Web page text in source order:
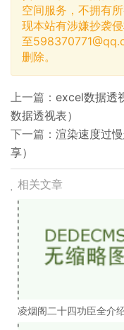
空间服务，不拥有
现本站有涉嫌抄袭
至
删除。
上一篇： excel数据透
数据透视表）
下一篇： 渲染速度过
享）
相关文章
凌烟阁二十四功臣全介
烟阁二十四功臣排